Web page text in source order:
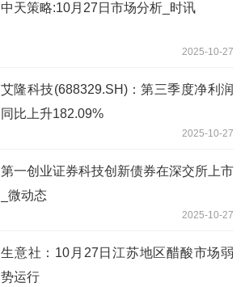
中天策略:10月27日市场分析_时讯
2025-10-27
艾隆科技(688329.SH)：第三季度净利润
同比上升182.09%
2025-10-27
第一创业证券科技创新债券在深交所上市
_微动态
2025-10-27
生意社：10月27日江苏地区醋酸市场弱
势运行